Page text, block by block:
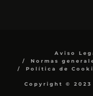
Aviso
Normas
Política de
Copyright © 2023